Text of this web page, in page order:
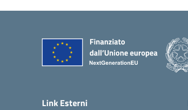
Link Esterni